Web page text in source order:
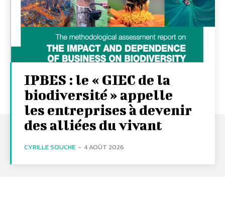
IPBES : le « GIEC de la
biodiversité » appelle
les entreprises à devenir
des alliées du vivant
CYRILLE SOUCHE - 4 AOÛT 2026